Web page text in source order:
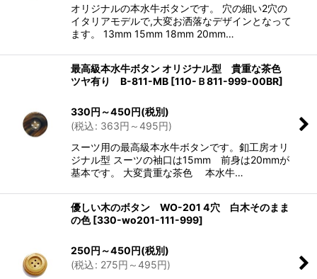
オリジナルの本水牛ボタンです。 穴の細い2穴の
イタリアモデルで,大変お洒落なデザインとなって
ます。 13mm 15mm 18mm 20mm…
最高級本水牛ボタン オリジナル型 貴重な茶色
ツヤ有り B-811-MB [110-Ｂ811-999-00BR]
330円 ～450円(税別)
(税込: 363円 ～495円)
スーツ用の最高級本水牛ボタンです。釦工房オリ
ジナル型 スーツの袖口は15mm 前身は20mmが
基本です。 大変貴重な茶色 本水牛…
優しい木のボタン WO-201 4穴 白木そのまま
の色 [330-wo201-111-999]
250円 ～450円(税別)
(税込: 275円 ～495円)